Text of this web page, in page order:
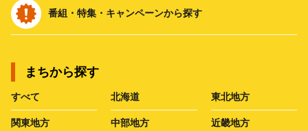
番組・特集・キャンペーンから探す
まちから探す
すべて 北海道 東北地方
関東地方 中部地方 近畿地方